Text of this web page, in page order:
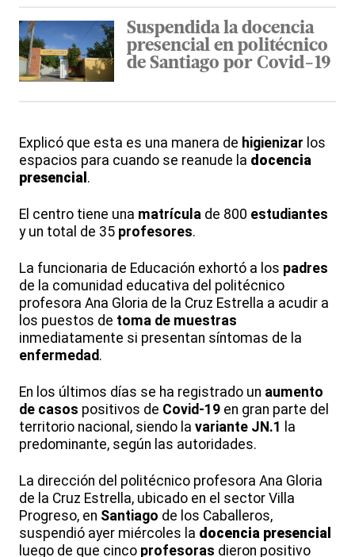
Suspendida la docencia
presencial en politécnico
de Santiago por Covid-19
Explicó que esta es una manera de higienizar los
espacios para cuando se reanude la docencia
presencial .
El centro tiene una matrícula de 800 estudiantes
y un total de 35 profesores.
La funcionaria de Educación exhortó a los padres
de la comunidad educativa del politécnico
profesora Ana Gloria de la Cruz Estrella a acudir a
los puestos de toma de muestras
inmediatamente si presentan síntomas de la
enfermedad .
En los últimos días se ha registrado un aumento
de casos positivos de Covid-19 en gran parte del
territorio nacional, siendo la variante JN.1 la
predominante, según las autoridades.
La dirección del politécnico profesora Ana Gloria
de la Cruz Estrella, ubicado en el sector Villa
Progreso, en Santiago de los Caballeros,
suspendió ayer miércoles la docencia presencial
luego de que cinco profesoras dieron positivo